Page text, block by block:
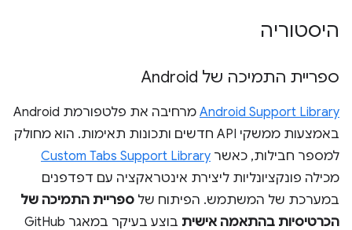
היסטוריה
ספריית התמיכה של Android
Android Support Library
מרחיבה את פלטפורמת Android
באמצעות ממשקי API חדשים ותכונות תאימות. הוא מחולק
למספר חבילות, כאשר Custom Tabs Support Library
מכילה פונקציונליות ליצירת אינטראקציה עם דפדפנים
במערכת של המשתמש. הפיתוח של ספריית התמיכה של
הכרטיסיות בהתאמה אישית בוצע בעיקר במאגר GitHub‏